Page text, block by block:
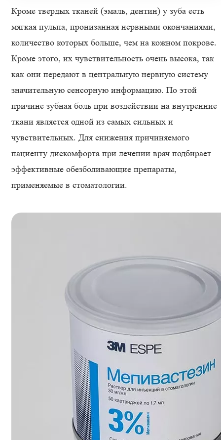
Кроме твердых тканей (эмаль, дентин) у зуба есть
мягкая пульпа, пронизанная нервными окончаниями,
количество которых больше, чем на кожном покрове.
Кроме этого, их чувствительность очень высока, так
как они передают в центральную нервную систему
значительную сенсорную информацию. По этой
причине зубная боль при воздействии на внутренние
ткани является одной из самых сильных и
чувствительных. Для снижения причиняемого
пациенту дискомфорта при лечении врач подбирает
эффективные обезболивающие препараты,
применяемые в стоматологии.